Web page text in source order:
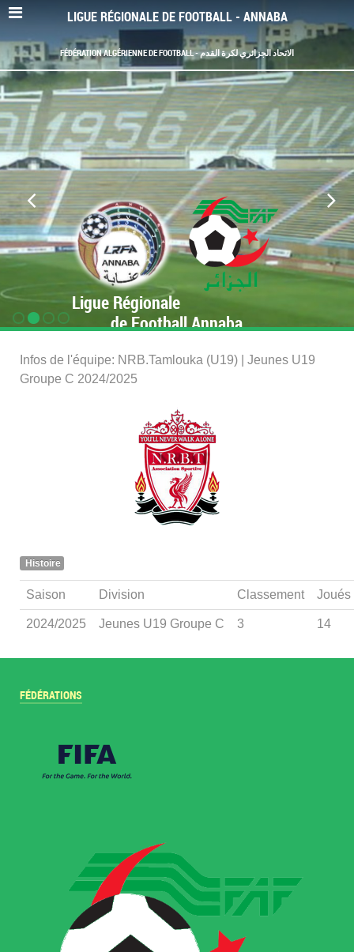
LIGUE RÉGIONALE DE FOOTBALL - ANNABA
FÉDÉRATION ALGÉRIENNE DE FOOTBALL - الاتحاد الجزائري لكرة القدم
Ligue Régionale
de Football Annaba
Infos de l'équipe: NRB.Tamlouka (U19) | Jeunes U19
Groupe C 2024/2025
Histoire
Saison Division Classement Joués
2024/2025 Jeunes U19 Groupe C 3 14
FÉDÉRATIONS